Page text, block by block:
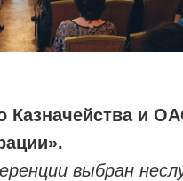
Казначейства и
выбран